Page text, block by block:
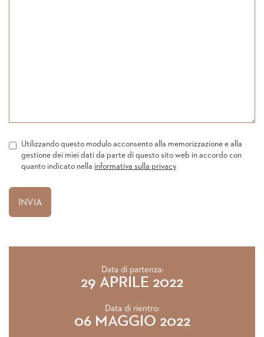
Utilizzando questo modulo acconsento alla memorizzazione e alla
gestione dei miei dati da parte di questo sito web in accordo con
quanto indicato nella informativa sulla privacy
Data di partenza:
29 APRILE 2022
Data di rientro:
06 MAGGIO 2022